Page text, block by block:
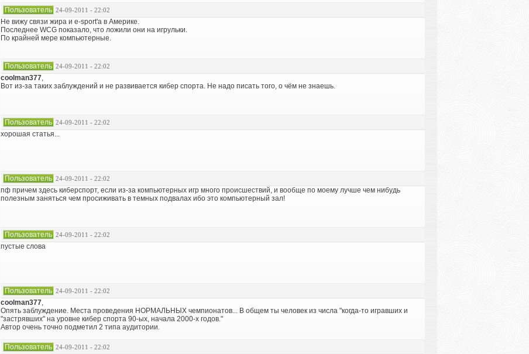
Пользователь 24-09-2011 - 22:02
Не вижу связи жира и e-sport'а в Америке.
Последнее WCG показало, что ложили они на игрульки.
По крайней мере компьютерные.
Пользователь 24-09-2011 - 22:02
coolman377,
Вот из-за таких заблуждений и не развивается кибер спорта. Не надо писать того, о чём не знаешь.
Пользователь 24-09-2011 - 22:02
хорошая статья...
Пользователь 24-09-2011 - 22:02
пф причем здесь киберспорт, если из-за компьютерных игр много происшествий, и вообще по моему лучше чем нибудь
полезным заняться чем просиживать в темных подвалах ибо это компьютерный зал!
Пользователь 24-09-2011 - 22:02
пустые слова
Пользователь 24-09-2011 - 22:02
coolman377,
Опять заблуждение. Места проведения НОРМАЛЬНЫХ чемпионатов... В общем ты человек из числа "когда-то игравших и
"застрявших" на уровне кибер спорта 90-ых, начала 2000-х годов."
Автор очень точно подметил 2 типа аудитории.
Пользователь 24-09-2011 - 22:02